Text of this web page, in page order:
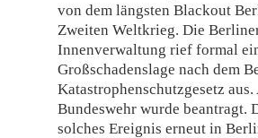
von dem längsten Blackout
Zweiten Weltkrieg. Die
Innenverwaltung rief formal
Großschadenslage nach dem
Katastrophenschutzgesetz
Bundeswehr wurde beantragt.
solches Ereignis erneut in